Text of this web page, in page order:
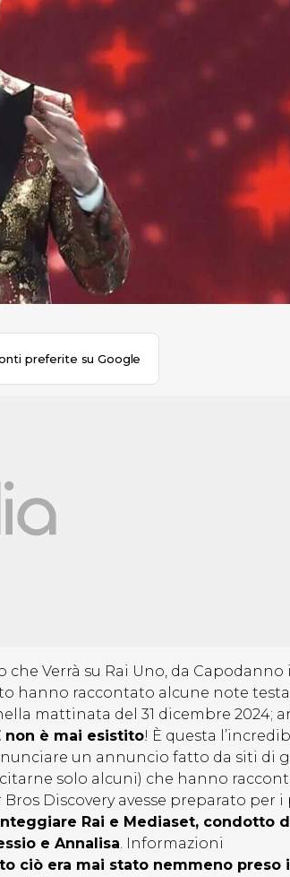
preferite su Google
che Verrà su Rai Uno, da Capodanno
hanno raccontato alcune note
mattinata del 31 dicembre 2024;
non è mai esistito! È questa
un annuncio fatto da siti di
solo alcuni) che hanno
Discovery avesse preparato per i
Rai e Mediaset, condotto
e Annalisa. Informazioni
ciò era mai stato nemmeno preso